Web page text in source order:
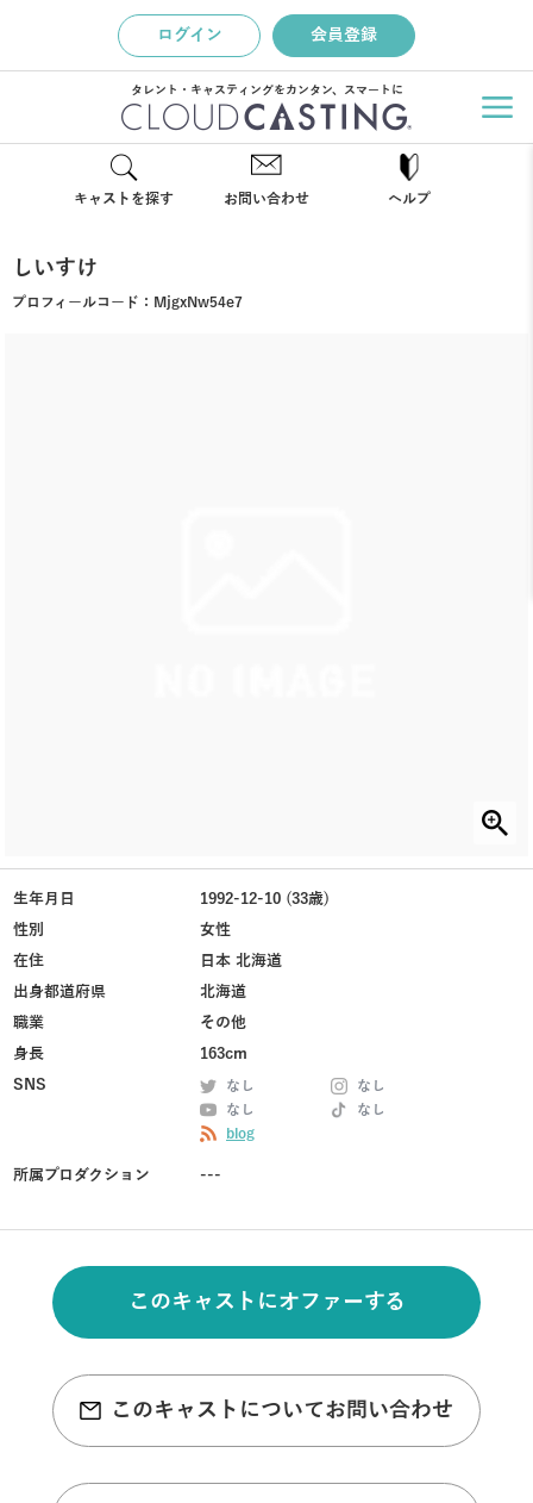
ログイン 会員登録
タレント・キャスティングをカンタン、スマートに
キャストを探す お問い合わせ ヘルプ
しいすけ
プロフィールコード： MjgxNw54e7
生年月日
1992-12-10 (33歳)
性別
女性
在住
日本 北海道
出身都道府県
北海道
職業
その他
身長
163cm
SNS
なし
なし
なし
なし
blog
所属プロダクション ---
このキャストにオファーする
このキャストについてお問い合わせ